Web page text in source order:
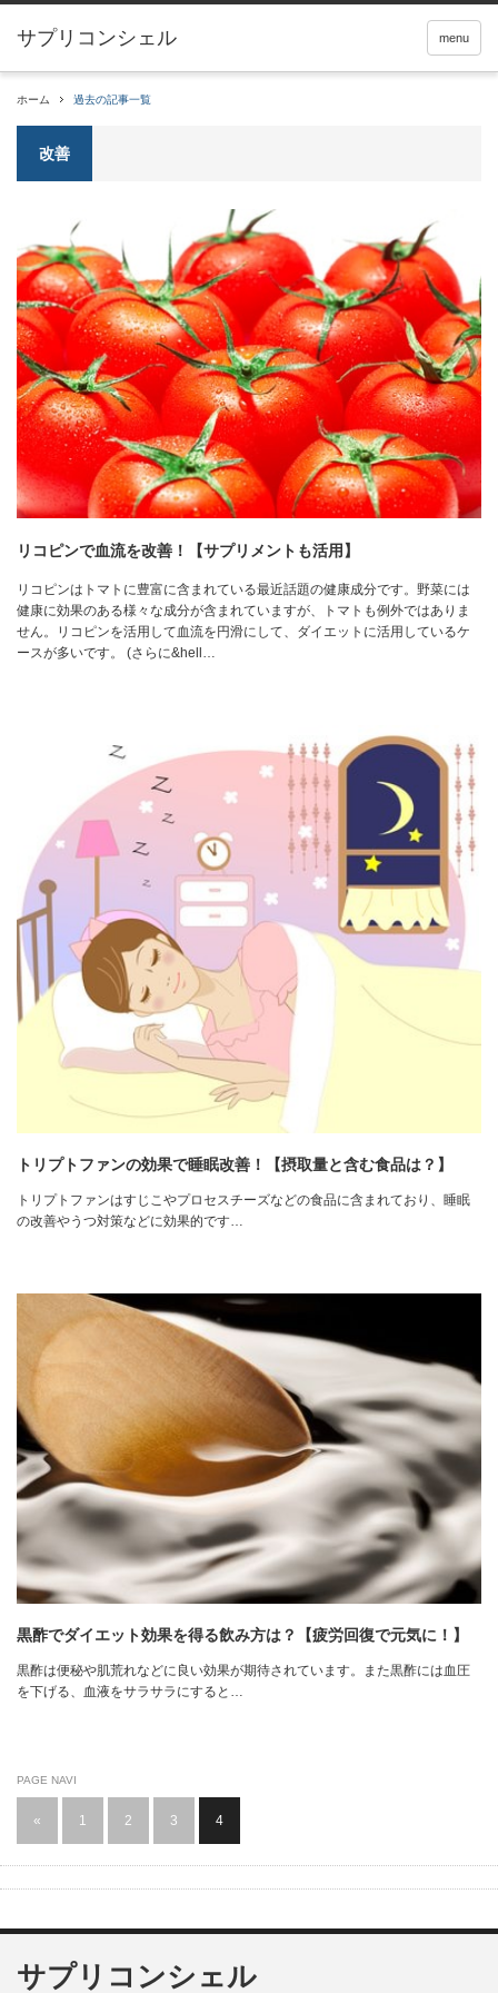
サプリコンシェル menu
ホーム 過去の記事一覧
改善
リコピンで血流を改善！【サプリメントも活用】
リコピンはトマトに豊富に含まれている最近話題の健康成分です。野菜には
健康に効果のある様々な成分が含まれていますが、トマトも例外ではありま
せん。リコピンを活用して血流を円滑にして、ダイエットに活用しているケ
ースが多いです。 (さらに&hell…
トリプトファンの効果で睡眠改善！【摂取量と含む食品は？】
トリプトファンはすじこやプロセスチーズなどの食品に含まれており、睡眠
の改善やうつ対策などに効果的です…
黒酢でダイエット効果を得る飲み方は？【疲労回復で元気に！】
黒酢は便秘や肌荒れなどに良い効果が期待されています。また黒酢には血圧
を下げる、血液をサラサラにすると…
PAGE NAVI
« 1 2 3 4
サプリコンシェル